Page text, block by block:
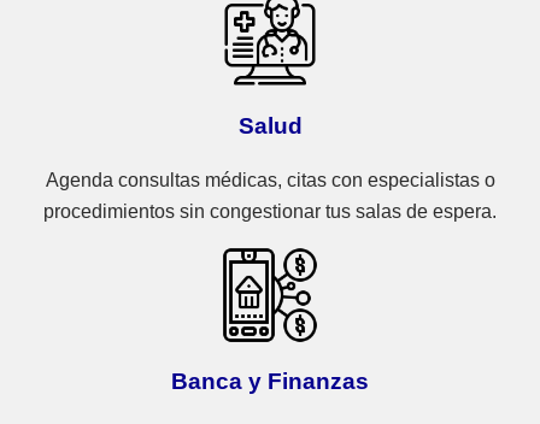
Salud
Agenda consultas médicas, citas con especialistas o
procedimientos sin congestionar tus salas de espera.
Banca y Finanzas